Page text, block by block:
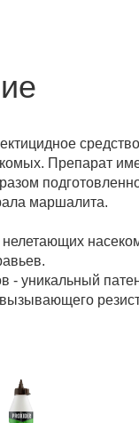
Препарат
маршалита.
нелетающих
- уникальный